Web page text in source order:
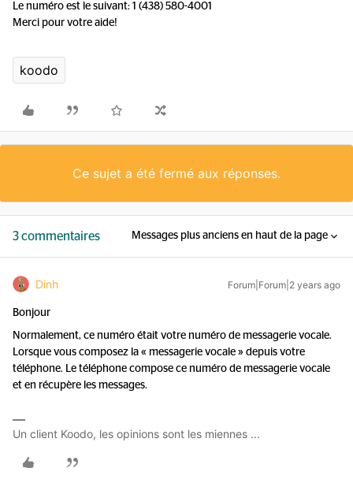
Le numéro est le suivant: 1 (438) 580-4001
Merci pour votre aide!
koodo
Ce sujet a été fermé aux réponses.
3 commentaires Messages plus anciens en haut de la page
Dinh Forum|Forum|2 years ago
Bonjour
Normalement, ce numéro était votre numéro de messagerie vocale.
Lorsque vous composez la « messagerie vocale » depuis votre
téléphone. Le téléphone compose ce numéro de messagerie vocale
et en récupère les messages.
Un client Koodo, les opinions sont les miennes ...